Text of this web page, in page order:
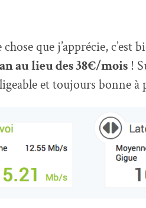
que j’apprécie, c’est
au lieu des 38€/mois !
et toujours bonne à